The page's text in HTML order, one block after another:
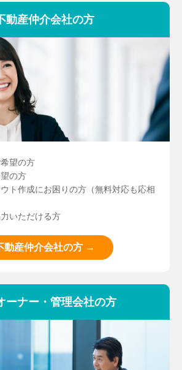
動産仲介会社の方
望の方
の方
ト作成にお困りの方（無料対応も応相
いただける方
動産仲介会社の方 →
ーナー・管理会社の方